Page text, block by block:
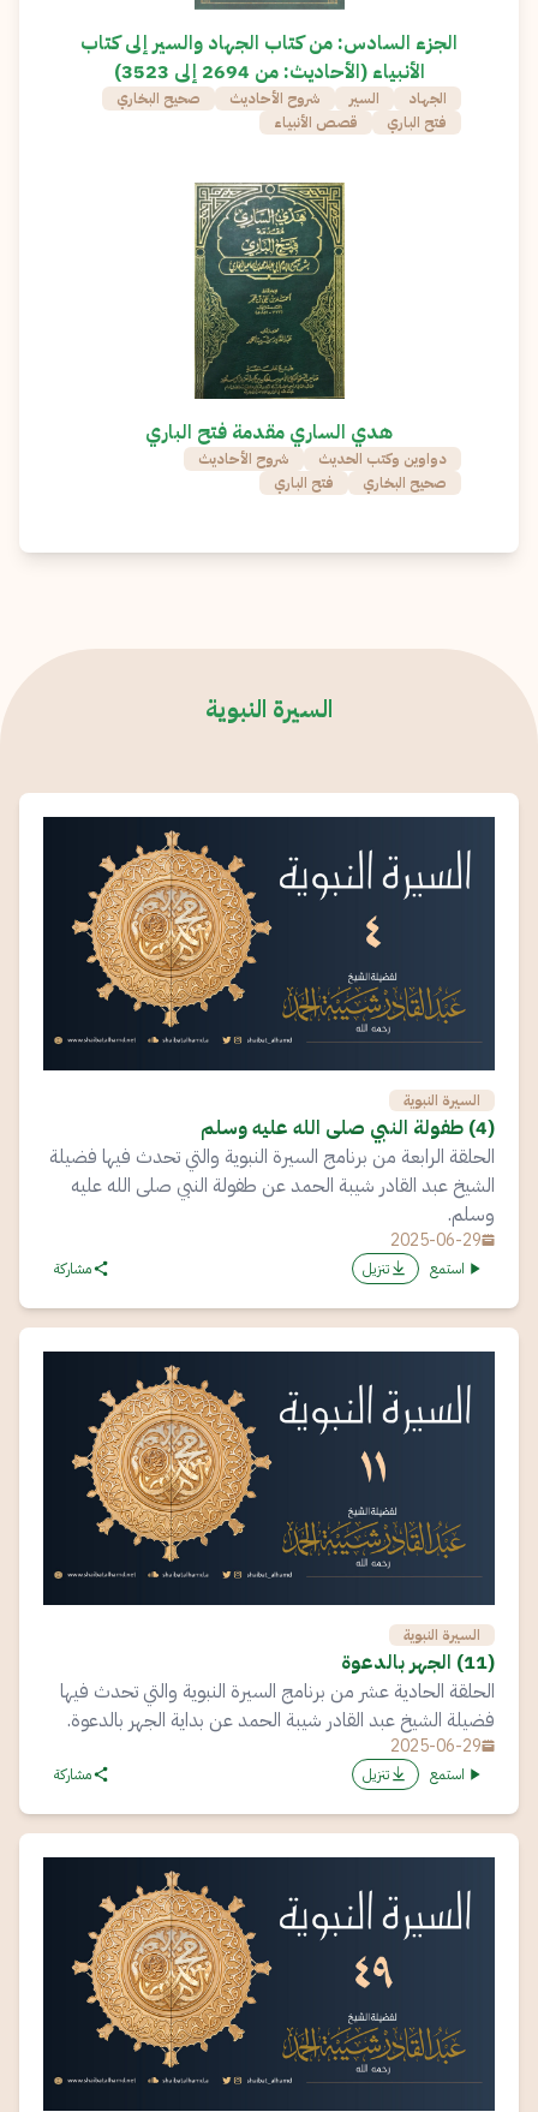
الجزء السادس: من كتاب الجهاد والسير إلى كتاب
الأنبياء (الأحاديث: من 2694 إلى 3523)
الجهاد السير شروح الأحاديث
صحيح البخاري
فتح الباري
قصص الأنبياء
هدي الساري مقدمة فتح الباري
دواوين وكتب الحديث
شروح الأحاديث
صحيح البخاري
فتح الباري
السيرة النبوية
السيرة النبوية
(4) طفولة النبي صلى الله عليه وسلم
الحلقة الرابعة من برنامج السيرة النبوية والتي تحدث فيها فضيلة
الشيخ عبد القادر شيبة الحمد عن طفولة النبي صلى الله عليه
وسلم.
2025-06-29
استمع تنزيل مشاركة
السيرة النبوية
(11) الجهر بالدعوة
الحلقة الحادية عشر من برنامج السيرة النبوية والتي تحدث فيها
فضيلة الشيخ عبد القادر شيبة الحمد عن بداية الجهر بالدعوة.
2025-06-29
استمع تنزيل مشاركة